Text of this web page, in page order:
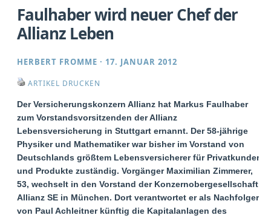
Faulhaber wird neuer Chef der
Allianz Leben
HERBERT FROMME · 17. JANUAR 2012
ARTIKEL DRUCKEN
Der Versicherungskonzern Allianz hat Markus Faulhaber
zum Vorstandsvorsitzenden der Allianz
Lebensversicherung in Stuttgart ernannt. Der 58-jährige
Physiker und Mathematiker war bisher im Vorstand von
Deutschlands größtem Lebensversicherer für Privatkunden
und Produkte zuständig. Vorgänger Maximilian Zimmerer,
53, wechselt in den Vorstand der Konzernobergesellschaft
Allianz SE in München. Dort verantwortet er als Nachfolger
von Paul Achleitner künftig die Kapitalanlagen des